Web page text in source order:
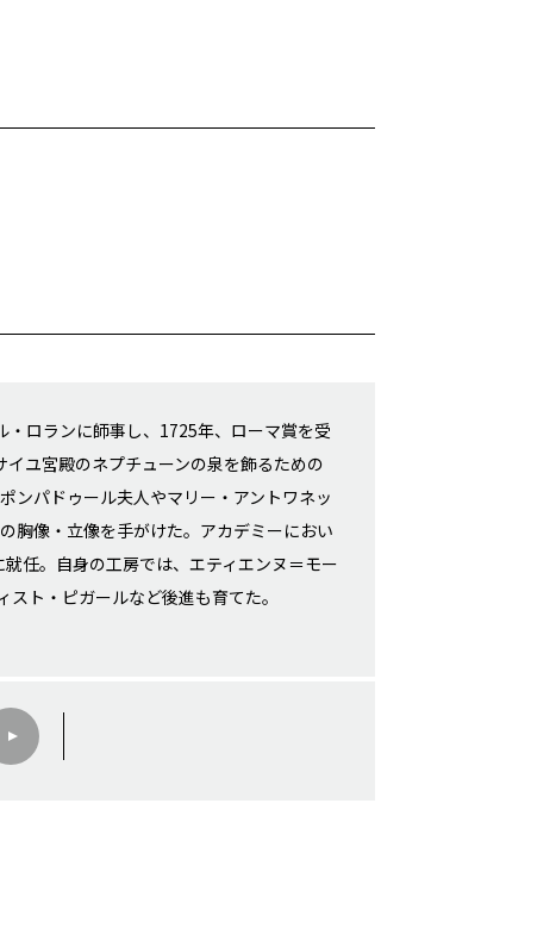
ロランに師事し、1725年、ローマ賞を受
ユ宮殿のネプチューンの泉を飾るための
ンパドゥール夫人やマリー・アントワネッ
胸像・立像を手がけた。アカデミーにおい
任。自身の工房では、エティエンヌ＝モー
ト・ピガールなど後進も育てた。